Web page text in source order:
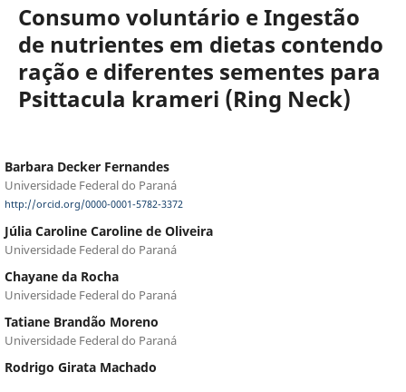
Consumo voluntário e Ingestão
de nutrientes em dietas contendo
ração e diferentes sementes para
Psittacula krameri (Ring Neck)
Barbara Decker Fernandes
Universidade Federal do Paraná
http://orcid.org/0000-0001-5782-3372
Júlia Caroline Caroline de Oliveira
Universidade Federal do Paraná
Chayane da Rocha
Universidade Federal do Paraná
Tatiane Brandão Moreno
Universidade Federal do Paraná
Rodrigo Girata Machado